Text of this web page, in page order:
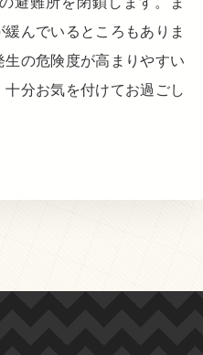
んでいるところもありま
の危険度が高まりやすい
分お気を付けてお過ごし